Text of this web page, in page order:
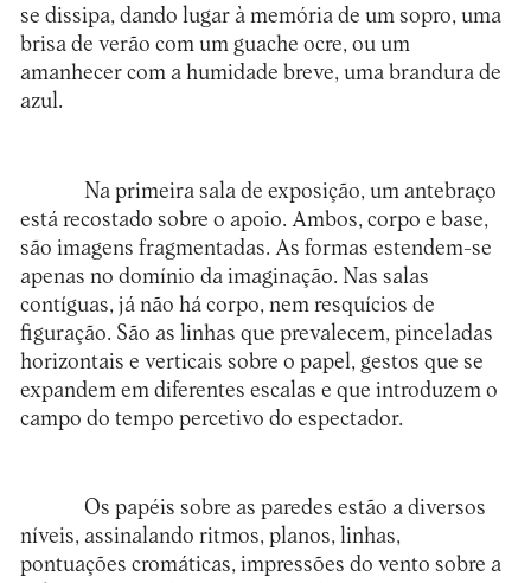
se dissipa, dando lugar à memória de um sopro, uma
brisa de verão com um guache ocre, ou um
amanhecer com a humidade breve, uma brandura de
azul.
Na primeira sala de exposição, um antebraço
está recostado sobre o apoio. Ambos, corpo e base,
são imagens fragmentadas. As formas estendem-se
apenas no domínio da imaginação. Nas salas
contíguas, já não há corpo, nem resquícios de
figuração. São as linhas que prevalecem, pinceladas
horizontais e verticais sobre o papel, gestos que se
expandem em diferentes escalas e que introduzem o
campo do tempo percetivo do espectador.
Os papéis sobre as paredes estão a diversos
níveis, assinalando ritmos, planos, linhas,
pontuações cromáticas, impressões do vento sobre a